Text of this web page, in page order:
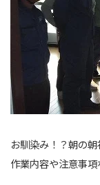
お馴染み！？朝の
作業内容や注意事項